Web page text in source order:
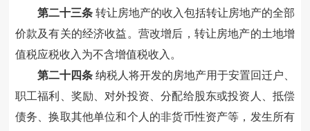
第二十三条 转让房地产的收入包括转让房地产的全部
价款及有关的经济收益。 营改增后， 转让房地产的土地增
值税应税收入为不含增值税收入。
第二十四条 纳税人将开发的房地产用于安置回迁户、
职工福利、奖励、对外投资、分配给股东或投资人、抵偿
债务、换取其他单位和个人的非货币性资产等，发生所有